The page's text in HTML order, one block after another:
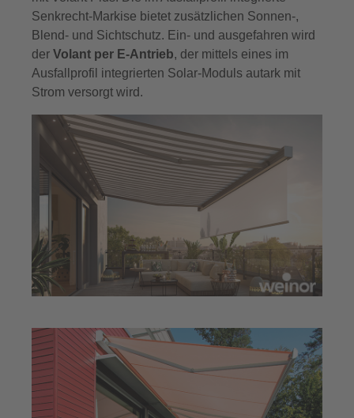
Senkrecht-Markise bietet zusätzlichen Sonnen-,
Blend- und Sichtschutz. Ein- und ausgefahren wird
der Volant per E-Antrieb, der mittels eines im
Ausfallprofil integrierten Solar-Moduls autark mit
Strom versorgt wird.